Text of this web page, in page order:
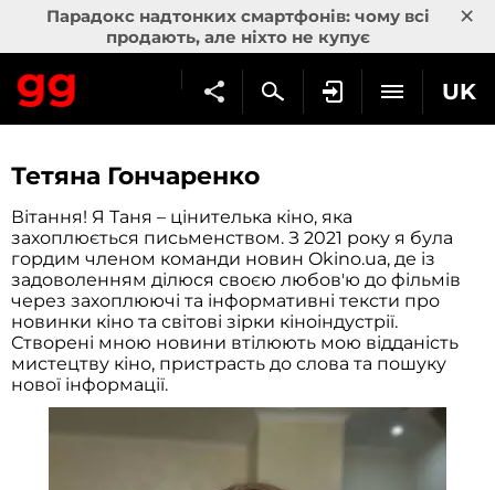
Парадокс надтонких смартфонів: чому всі
продають, але ніхто не купує
×
UK
Тетяна Гончаренко
Вітання! Я Таня – цінителька кіно, яка
захоплюється письменством. З 2021 року я була
гордим членом команди новин Okino.ua, де із
задоволенням ділюся своєю любов'ю до фільмів
через захоплюючі та інформативні тексти про
новинки кіно та світові зірки кіноіндустрії.
Створені мною новини втілюють мою відданість
мистецтву кіно, пристрасть до слова та пошуку
нової інформації.